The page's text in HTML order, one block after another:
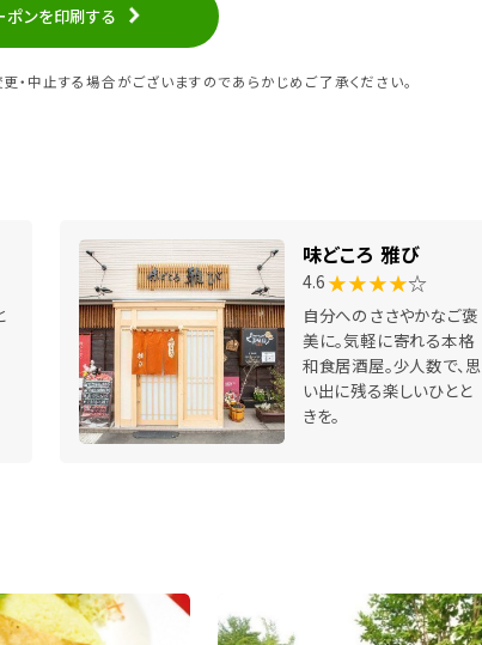
ポンを印刷する
中止する場合がございますのであらかじめご了承ください。
味どころ 雅び
4.6 ★★★★☆
自分へのささやかなご褒
美に。気軽に寄れる本格
和食居酒屋。少人数で、思
い出に残る楽しいひとと
きを。